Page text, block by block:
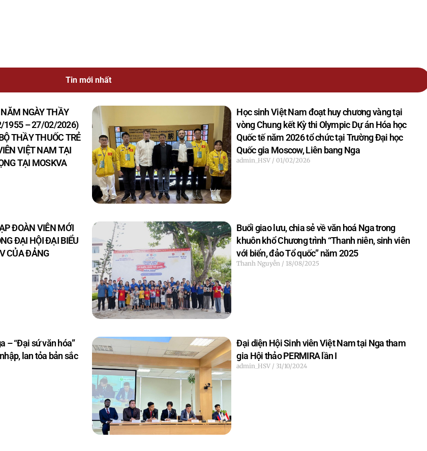
Tin mới nhất
NGÀY THẦY
1955 – 27/02/2026)
THẦY THUỐC TRẺ
VIỆT NAM TẠI
TẠI MOSKVA
Học sinh Việt Nam đoạt huy chương vàng tại
vòng Chung kết Kỳ thi Olympic Dự án Hóa học
Quốc tế năm 2026 tổ chức tại Trường Đại học
Quốc gia Moscow, Liên bang Nga
admin_HSV 01/02/2026
ĐOÀN VIÊN MỚI
ĐẠI HỘI ĐẠI BIỂU
CỦA ĐẢNG
Buổi giao lưu, chia sẻ về văn hoá Nga trong
khuôn khổ Chương trình “Thanh niên, sinh viên
với biển, đảo Tổ quốc” năm 2025
Thanh Nguyễn 18/08/2025
– “Đại sứ văn hóa”
lan tỏa bản sắc
Đại diện Hội Sinh viên Việt Nam tại Nga tham
gia Hội thảo PERMIRA lần I
admin_HSV 31/10/2024